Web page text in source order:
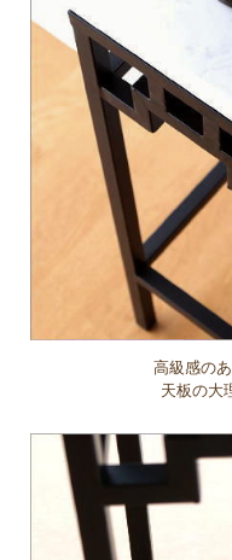
高級感の
天板の大